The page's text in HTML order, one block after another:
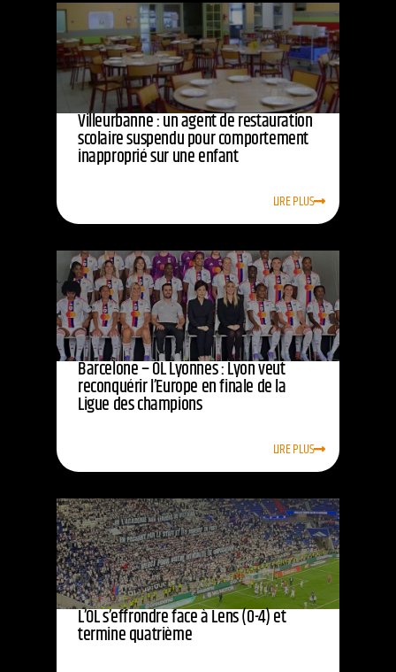
Villeurbanne : un agent de restauration
scolaire suspendu pour comportement
inapproprié sur une enfant
LIRE PLUS
Barcelone – OL Lyonnes : Lyon veut
reconquérir l’Europe en finale de la
Ligue des champions
LIRE PLUS
L’OL s’effrondre face à Lens (0-4) et
termine quatrième